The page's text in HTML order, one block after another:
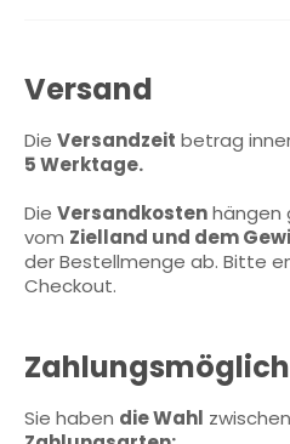
Versand
Die Versandzeit betrag
5 Werktage.
Die Versandkostenhängen
vom Zielland und dem
der Bestellmenge ab. Bitte
Checkout.
Sie haben die Wahl zwischen